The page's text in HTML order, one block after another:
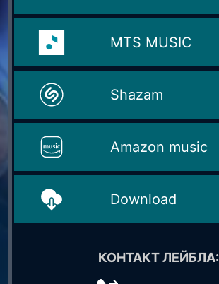
MTS MUSIC
Shazam
Amazon music
Download
КОНТАКТ ЛЕЙБЛА: